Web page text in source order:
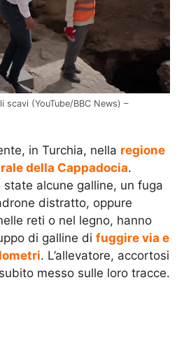
scavi (YouTube/BBC News) –
in Turchia, nella regione
della Cappadocia.
state alcune galline, un fuga
distratto, oppure
reti o nel legno, hanno
di galline di fuggire via e
. L’allevatore, accortosi
messo sulle loro tracce.